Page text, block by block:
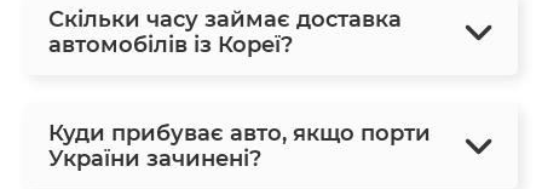
Скільки часу займає доставка
автомобілів із Кореї?
Куди прибуває авто, якщо порти
України зачинені?